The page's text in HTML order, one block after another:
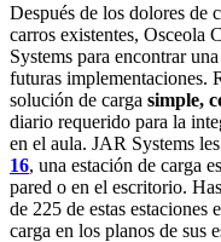
Después de los dolores de
carros existentes, Osceola
Systems para encontrar
futuras implementaciones.
solución de carga simple,
diario requerido para la
en el aula. JAR Systems
16, una estación de carga
pared o en el escritorio.
de 225 de estas estaciones
carga en los planos de sus